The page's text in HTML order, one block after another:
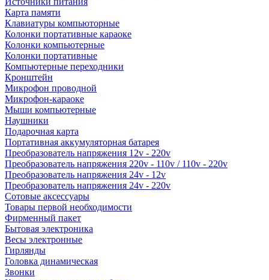
Карта памяти
Клавиатуры компьюторные
Колонки портативные караоке
Колонки компьютерные
Колонки портативные
Компьютерные переходники
Кронштейн
Микрофон проводной
Микрофон-караоке
Мыши компьютерные
Наушники
Подарочная карта
Портативная аккумуляторная батарея
Преобразователь напряжения 12v - 220v
Преобразователь напряжения 220v - 110v / 110v - 220v
Преобразователь напряжения 24v - 12v
Преобразователь напряжения 24v - 220v
Сотовые аксессуары
Товары первой необходимости
Фирменный пакет
Бытовая электроника
Весы электронные
Гирлянды
Головка динамическая
Звонки